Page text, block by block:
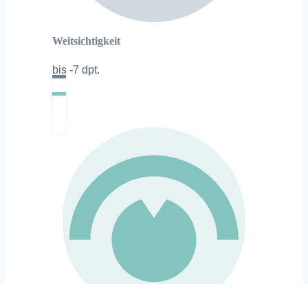
Weitsichtigkeit
bis -7 dpt.